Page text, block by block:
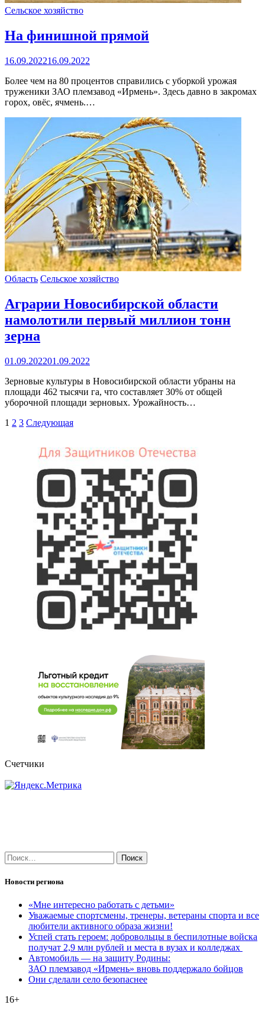
Сельское хозяйство
На финишной прямой
16.09.202216.09.2022
Более чем на 80 процентов справились с уборкой урожая
труженики ЗАО племзавод «Ирмень». Здесь давно в закромах
горох, овёс, ячмень.…
Область Сельское хозяйство
Аграрии Новосибирской области
намолотили первый миллион тонн
зерна
01.09.202201.09.2022
Зерновые культуры в Новосибирской области убраны на
площади 462 тысячи га, что составляет 30% от общей
уборочной площади зерновых. Урожайность…
Пагинация
1 2 3 Следующая
Счетчики
Найти:
Новости региона
«Мне интересно работать с детьми»
Уважаемые спортсмены, тренеры, ветераны спорта и все
любители активного образа жизни!
Успей стать героем: добровольцы в беспилотные войска
получат 2,9 млн рублей и места в вузах и колледжах
Автомобиль — на защиту Родины:
ЗАО племзавод «Ирмень» вновь поддержало бойцов
Они сделали село безопаснее
16+